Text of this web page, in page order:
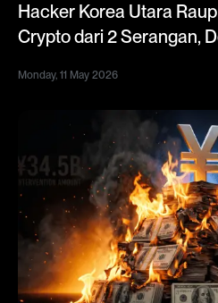
Hacker Korea Utara
Crypto dari 2 Serangan,
Monday, 11 May 2026